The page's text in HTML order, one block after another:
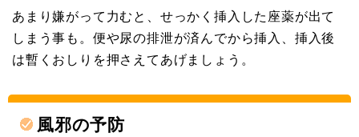
あまり嫌がって力むと、せっかく挿入した座薬が出て
しまう事も。便や尿の排泄が済んでから挿入、挿入後
は暫くおしりを押さえてあげましょう。
風邪の予防